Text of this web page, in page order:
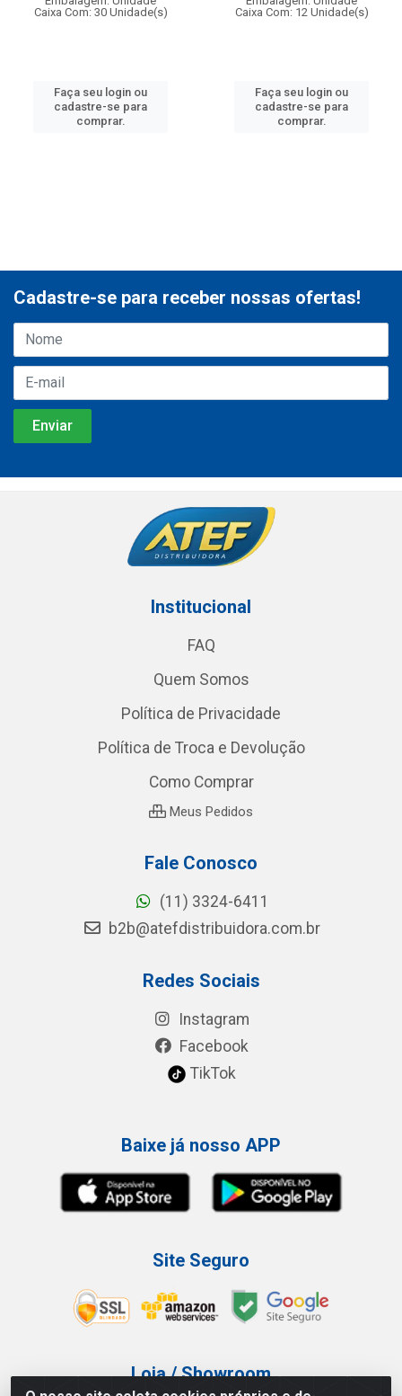
Caixa Com: 30 Unidade(s)
Faça seu login ou
cadastre-se para
comprar.
Caixa Com: 12 Unidade(s)
Faça seu login ou
cadastre-se para
comprar.
Cadastre-se para receber nossas ofertas!
Institucional
FAQ
Quem Somos
Política de Privacidade
Política de Troca e Devolução
Como Comprar
Meus Pedidos
Fale Conosco
(11) 3324-6411
b2b@atefdistribuidora.com.br
Redes Sociais
Instagram
Facebook
TikTok
Baixe já nosso APP
Site Seguro
Loja / Showroom